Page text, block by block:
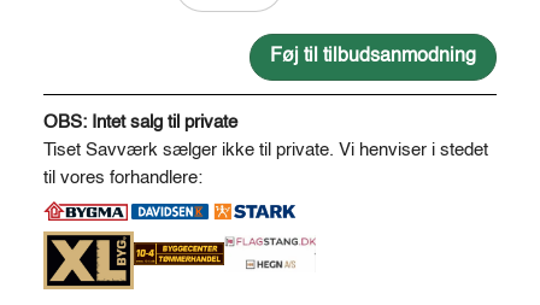
Føj til tilbudsanmodning
A
l
t
e
r
n
t
OBS: Intet salg til private
Tiset Savværk sælger ikke til private. Vi henviser i stedet
til vores forhandlere: